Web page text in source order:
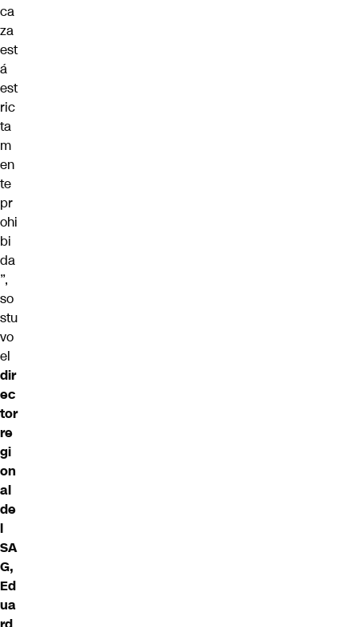
ca
za
est
á
est
ric
ta
m
en
te
pr
ohi
bi
da
”,
so
stu
vo
el
dir
ec
tor
re
gi
on
al
de
l
SA
G,
Ed
ua